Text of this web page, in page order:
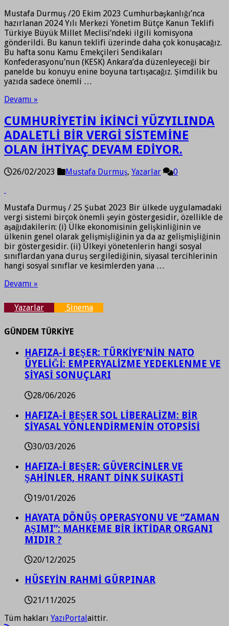
Mustafa Durmuş /20 Ekim 2023 Cumhurbaşkanlığı’nca
hazırlanan 2024 Yılı Merkezi Yönetim Bütçe Kanun Teklifi
Türkiye Büyük Millet Meclisi’ndeki ilgili komisyona
gönderildi. Bu kanun teklifi üzerinde daha çok konuşacağız.
Bu hafta sonu Kamu Emekçileri Sendikaları
Konfederasyonu’nun (KESK) Ankara’da düzenleyeceği bir
panelde bu konuyu enine boyuna tartışacağız. Şimdilik bu
yazıda sadece önemli …
Devamı »
CUMHURİYETİN İKİNCİ YÜZYILINDA
ADALETLİ BİR VERGİ SİSTEMİNE
OLAN İHTİYAÇ DEVAM EDİYOR.
26/02/2023 Mustafa Durmuş, Yazarlar 0
Mustafa Durmuş / 25 Şubat 2023 Bir ülkede uygulamadaki
vergi sistemi birçok önemli şeyin göstergesidir, özellikle de
aşağıdakilerin: (i) Ülke ekonomisinin gelişkinliğinin ve
ülkenin genel olarak gelişmişliğinin ya da az gelişmişliğinin
bir göstergesidir. (ii) Ülkeyi yönetenlerin hangi sosyal
sınıflardan yana duruş sergilediğinin, siyasal tercihlerinin
hangi sosyal sınıflar ve kesimlerden yana …
Devamı »
Yazarlar Sinema
GÜNDEM TÜRKİYE
HAFIZA-İ BEŞER: TÜRKİYE’NİN NATO
ÜYELİĞİ: EMPERYALİZME YEDEKLENME VE
SİYASİ SONUÇLARI
28/06/2026
HAFIZA-İ BEŞER SOL LİBERALİZM: BİR
SİYASAL YÖNLENDİRMENİN OTOPSİSİ
30/03/2026
HAFIZA-İ BEŞER: GÜVERCİNLER VE
ŞAHİNLER, HRANT DİNK SUİKASTİ
19/01/2026
HAYATA DÖNÜŞ OPERASYONU VE “ZAMAN
AŞIMI”: MAHKEME BİR İKTİDAR ORGANI
MIDIR ?
20/12/2025
HÜSEYİN RAHMİ GÜRPINAR
21/11/2025
Tüm hakları YazıPortalaittir.